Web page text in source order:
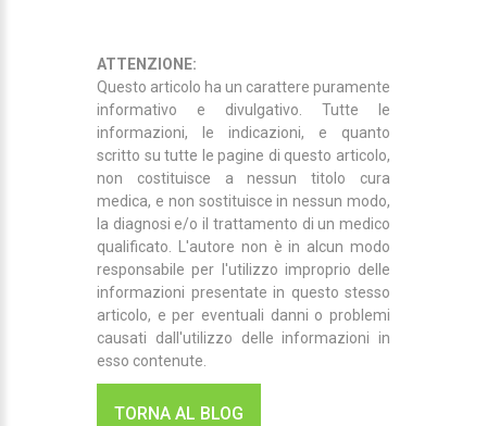
ATTENZIONE:
Questo articolo ha un carattere puramente
informativo e divulgativo. Tutte le
informazioni, le indicazioni, e quanto
scritto su tutte le pagine di questo articolo,
non costituisce a nessun titolo cura
medica, e non sostituisce in nessun modo,
la diagnosi e/o il trattamento di un medico
qualificato. L'autore non è in alcun modo
responsabile per l'utilizzo improprio delle
informazioni presentate in questo stesso
articolo, e per eventuali danni o problemi
causati dall'utilizzo delle informazioni in
esso contenute.
TORNA AL BLOG